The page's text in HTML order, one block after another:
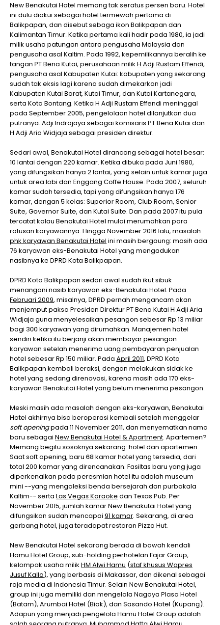
New Benakutai Hotel memang tak seratus persen baru. Hotel
ini dulu diakui sebagai hotel termewah pertama di
Balikpapan, dan disebut sebaga ikon Balikpapan dan
Kalimantan Timur. Ketika pertama kali hadir pada 1980, ia jadi
milik usaha patungan antara pengusaha Malaysia dan
pengusaha asal Kaltim. Pada 1992, kepemilikannya beralih ke
tangan PT Bena Kutai, perusahaan milik H Adji Rustam Effendi,
pengusaha asal Kabupaten Kutai: kabupaten yang sekarang
sudah tak eksis lagi karena sudah dimekarkan jadi
Kabupaten Kutai Barat, Kutai Timur, dan Kutai Kartanegara,
serta Kota Bontang. Ketika H Adji Rustam Effendi meninggal
pada September 2005, pengelolaan hotel dilanjutkan dua
putranya: Adji Indrajaya sebagai komisaris PT Bena Kutai dan
H Adji Aria Widjaja sebagai presiden direktur.
Sedari awal, Benakutai Hotel dirancang sebagai hotel besar:
10 lantai dengan 220 kamar. Ketika dibuka pada Juni 1980,
yang difungsikan hanya 2 lantai, yang selain untuk kamar juga
untuk area lobi dan Enggang Coffe House. Pada 2007, seluruh
kamar sudah tersedia, tapi yang difungsikan hanya 176
kamar, dengan 5 kelas: Superior Room, Club Room, Senior
Suite, Governor Suite, dan Kutai Suite. Dan pada 2007 itu pula
tercatat kalau Benakutai Hotel mulai merumahkan para
ratusan karyawannya. Hingga November 2016 lalu, masalah
phk karyawan Benakutai Hotel ini masih bergaung: masih ada
76 karyawan eks-Benakutai Hotel yang mengadukan
nasibnya ke DPRD Kota Balikpapan.
DPRD Kota Balikpapan sedari awal sudah ikut sibuk
menangani nasib karyawan eks-Benakutai Hotel. Pada
Februari 2009, misalnya, DPRD pernah mengancam akan
menjemput paksa Presiden Direktur PT Bena Kutai H Adji Aria
Widjaja guna menyelesaikan pesangon sebesar Rp 13 miliar
bagi 300 karyawan yang dirumahkan. Manajemen hotel
sendiri ketika itu berjanji akan membayar pesangon
karyawan setelah menerima uang pembayaran penjualan
hotel sebesar Rp 150 miliar. Pada April 2011, DPRD Kota
Balikpapan kembali beraksi, dengan melakukan sidak ke
hotel yang sedang direnovasi, karena masih ada 170 eks-
karyawan Benakutai Hotel yang belum menerima pesangon.
Meski masih ada masalah dengan eks-karyawan, Benakutai
Hotel akhirnya bisa beroperasi kembali setelah menggelar
soft openingpada 11 November 2011, dan menyematkan nama
baru sebagai New Benakutai Hotel & Apartment. Apartemen?
Memang begitu sosoknya sekarang: hotel dan apartemen.
Saat soft opening, baru 68 kamar hotel yang tersedia, dari
total 200 kamar yang direncanakan. Fasiltas baru yang juga
diperkenalkan pada peresmian hotel itu adalah museum
mini --yang mengoleksi benda bersejarah dan purbakala
Kaltim-- serta Las Vegas Karaoke dan Texas Pub. Per
November 2015, jumlah kamar New Benakutai Hotel yang
difungsikan sudah mencapai 91 kamar. Sekarang, di area
gerbang hotel, juga teradapat restoran Pizza Hut.
New Benakutai Hotel sekarang berada di bawah kendali
Hamu Hotel Group, sub-holding perhotelan Fajar Group,
kelompok usaha milik HM Alwi Hamu (staf khusus Wapres
Jusuf Kalla), yang berbasis di Makassar, dan dikenal sebagai
raja media di Indonesia Timur. Selain New Benakutai Hotel,
group ini juga memiliki dan mengelola Nagoya Plasa Hotel
(Batam), Arumbai Hotel (Biak), dan Sasando Hotel (Kupang).
Adapun yang menjadi pengelola Hamu Hotel Group adalah